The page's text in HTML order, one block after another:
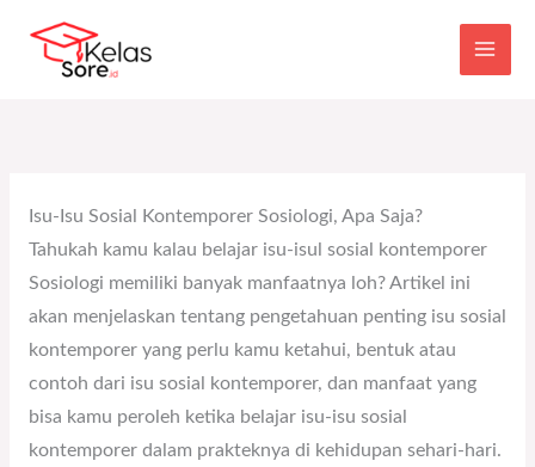
content
Main
Isu-Isu Sosial Kontemporer Sosiologi, Apa Saja?
Tahukah kamu kalau belajar isu-isul sosial kontemporer
Sosiologi memiliki banyak manfaatnya loh? Artikel ini
akan menjelaskan tentang pengetahuan penting isu sosial
kontemporer yang perlu kamu ketahui, bentuk atau
contoh dari isu sosial kontemporer, dan manfaat yang
bisa kamu peroleh ketika belajar isu-isu sosial
kontemporer dalam prakteknya di kehidupan sehari-hari.